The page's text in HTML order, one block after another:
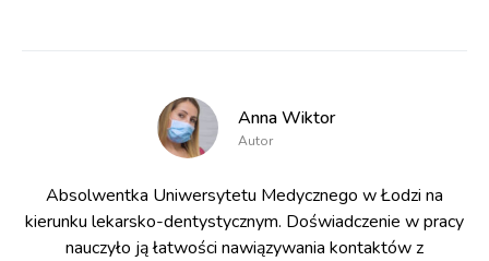
Anna Wiktor
Autor
Absolwentka Uniwersytetu Medycznego w Łodzi na
kierunku lekarsko-dentystycznym. Doświadczenie w pracy
nauczyło ją łatwości nawiązywania kontaktów z